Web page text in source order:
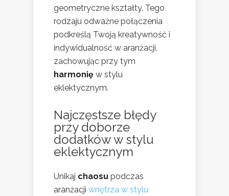
geometryczne kształty. Tego
rodzaju odważne połączenia
podkreślą Twoją kreatywność i
indywidualność w aranżacji,
zachowując przy tym
harmonię w stylu
eklektycznym.
Najczęstsze błędy
przy doborze
dodatków w stylu
eklektycznym
Unikaj chaosu podczas
aranżacji wnętrza w stylu